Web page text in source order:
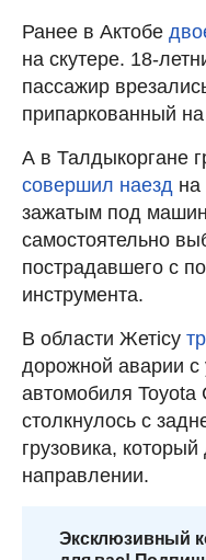
Ранее в Актобе
на скутере. 18-
пассажир
припаркованный
А в Талдыкоргане
совершил наезд на
зажатым под
самостоятельно
пострадавшего с
инструмента.
В области Жетісу
дорожной аварии
автомобиля Toyota
столкнулось с
грузовика,
направлении.
Эксклюзивный